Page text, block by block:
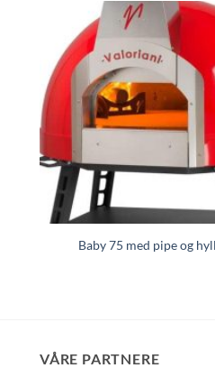
Baby 75 med pipe og
VÅRE PARTNERE